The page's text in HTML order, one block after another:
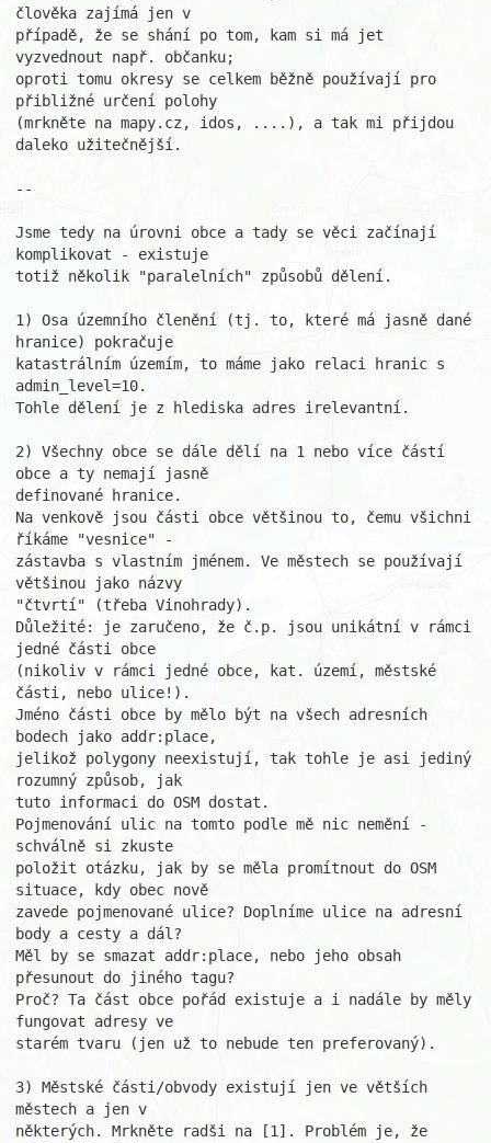
člověka zajímá jen v
případě, že se shání po tom, kam si má jet
vyzvednout např. občanku;
oproti tomu okresy se celkem běžně používají pro
přibližné určení polohy
(mrkněte na mapy.cz, idos, ....), a tak mi přijdou
daleko užitečnější.
--
Jsme tedy na úrovni obce a tady se věci začínají
komplikovat - existuje
totiž několik "paralelních" způsobů dělení.
1) Osa územního členění (tj. to, které má jasně dané
hranice) pokračuje
katastrálním územím, to máme jako relaci hranic s
admin_level=10.
Tohle dělení je z hlediska adres irelevantní.
2) Všechny obce se dále dělí na 1 nebo více částí
obce a ty nemají jasně
definované hranice.
Na venkově jsou části obce většinou to, čemu všichni
říkáme "vesnice" -
zástavba s vlastním jménem. Ve městech se používají
většinou jako názvy
"čtvrtí" (třeba Vinohrady).
Důležité: je zaručeno, že č.p. jsou unikátní v rámci
jedné části obce
(nikoliv v rámci jedné obce, kat. území, městské
části, nebo ulice!).
Jméno části obce by mělo být na všech adresních
bodech jako addr:place,
jelikož polygony neexistují, tak tohle je asi jediný
rozumný způsob, jak
tuto informaci do OSM dostat.
Pojmenování ulic na tomto podle mě nic nemění -
schválně si zkuste
položit otázku, jak by se měla promítnout do OSM
situace, kdy obec nově
zavede pojmenované ulice? Doplníme ulice na adresní
body a cesty a dál?
Měl by se smazat addr:place, nebo jeho obsah
přesunout do jiného tagu?
Proč? Ta část obce pořád existuje a i nadále by měly
fungovat adresy ve
starém tvaru (jen už to nebude ten preferovaný).
3) Městské části/obvody existují jen ve větších
městech a jen v
některých. Mrkněte radši na [1]. Problém je, že